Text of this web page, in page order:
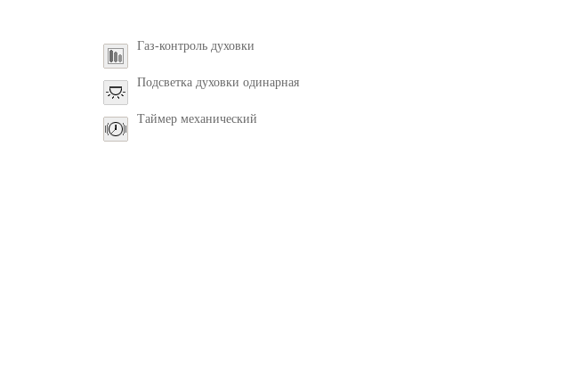
Газ-контроль духовки
Подсветка духовки одинарная
Таймер механический